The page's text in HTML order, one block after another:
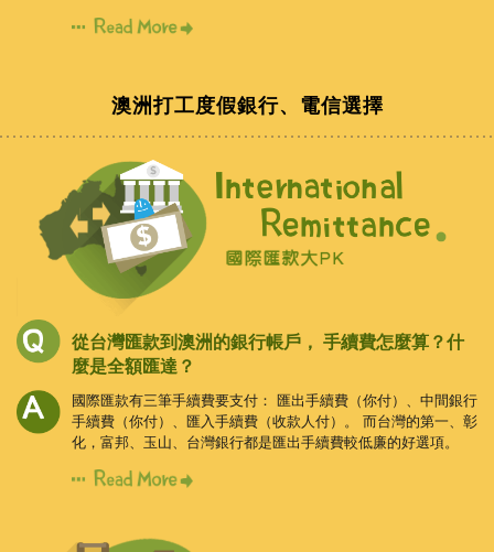
澳洲打工度假銀行、電信選擇
從台灣匯款到澳洲的銀行帳戶， 手續費怎麼算？什
麼是全額匯達？
國際匯款有三筆手續費要支付：
匯出手續費（你付）、中間銀行
手續費（你付）、匯入手續費（收款人付）。
而台灣的第一、彰
化，富邦、玉山、台灣銀行都是匯出手續費較低廉的好選項。